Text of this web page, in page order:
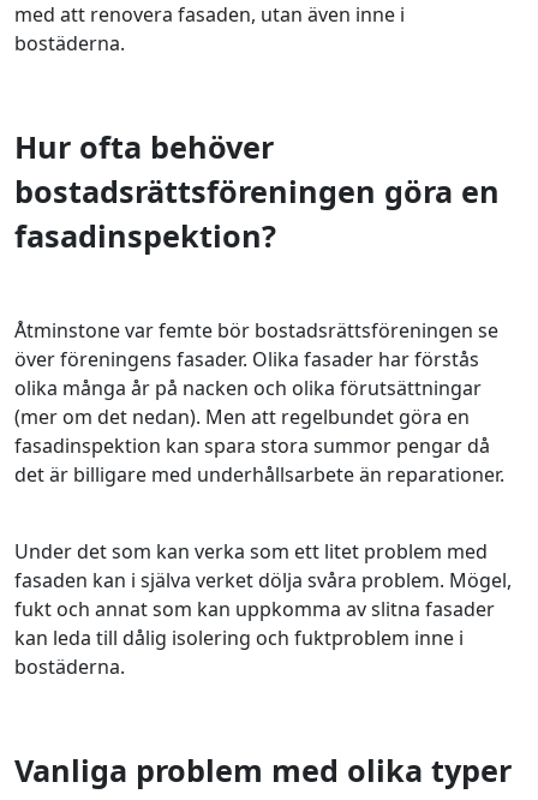
med att renovera fasaden, utan även inne i
bostäderna.
Hur ofta behöver
bostadsrättsföreningen göra en
fasadinspektion?
Åtminstone var femte bör bostadsrättsföreningen se
över föreningens fasader. Olika fasader har förstås
olika många år på nacken och olika förutsättningar
(mer om det nedan). Men att regelbundet göra en
fasadinspektion kan spara stora summor pengar då
det är billigare med underhållsarbete än reparationer.
Under det som kan verka som ett litet problem med
fasaden kan i själva verket dölja svåra problem. Mögel,
fukt och annat som kan uppkomma av slitna fasader
kan leda till dålig isolering och fuktproblem inne i
bostäderna.
Vanliga problem med olika typer